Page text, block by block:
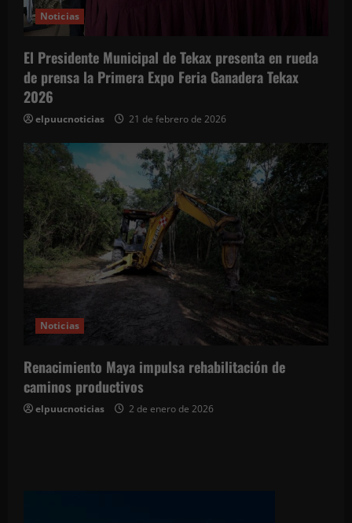
Noticias
El Presidente Municipal de Tekax presenta en rueda
de prensa la Primera Expo Feria Ganadera Tekax
2026
elpuucnoticias 21 de febrero de 2026
Noticias
Renacimiento Maya impulsa rehabilitación de
caminos productivos
elpuucnoticias 2 de enero de 2026